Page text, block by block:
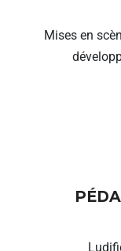
Mises en